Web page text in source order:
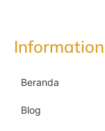
Information
Beranda
Blog